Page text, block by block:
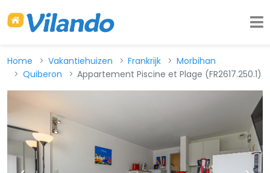
Home Vakantiehuizen Frankrijk
Morbihan
Quiberon
Appartement Piscine et Plage (FR2617.250.1)